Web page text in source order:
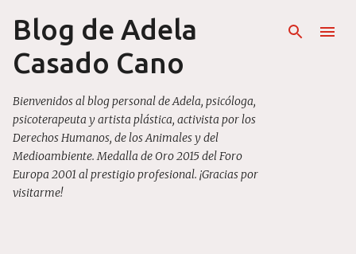
Ir al contenido principal
Blog de Adela
Casado Cano
Bienvenidos al blog personal de Adela, psicóloga,
psicoterapeuta y artista plástica, activista por los
Derechos Humanos, de los Animales y del
Medioambiente. Medalla de Oro 2015 del Foro
Europa 2001 al prestigio profesional. ¡Gracias por
visitarme!